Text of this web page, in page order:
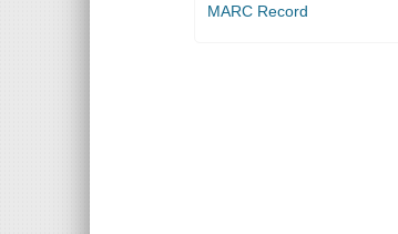
MARC Record